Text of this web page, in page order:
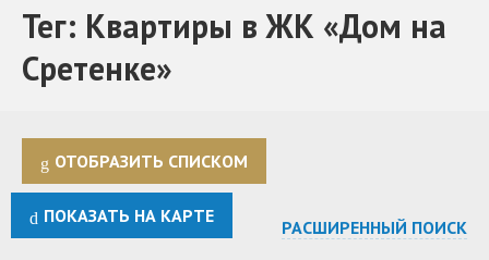
Тег: Квартиры в ЖК «Дом на
Сретенке»
ОТОБРАЗИТЬ СПИСКОМ
ПОКАЗАТЬ НА КАРТЕ
РАСШИРЕННЫЙ ПОИСК